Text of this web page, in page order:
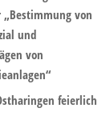
„Bestimmung von
und
von
feierlich